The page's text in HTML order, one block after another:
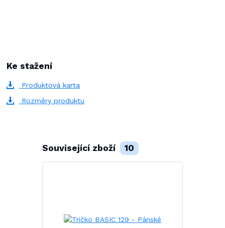
Ke stažení
Produktová karta
Rozměry produktu
Související zboží 10